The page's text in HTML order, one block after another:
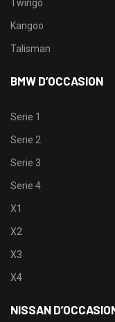
Twingo
Kangoo
Talisman
BMW D’OCCASION
Serie 1
Serie 2
Serie 3
Serie 4
X1
X2
X3
X4
NISSAN